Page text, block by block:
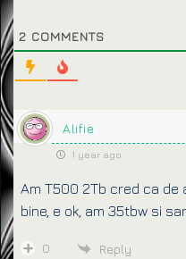
2 COMMENTS
Alifie
1 year ago
Am T500 2Tb cred ca de
bine, e ok, am 35tbw si
0 Reply